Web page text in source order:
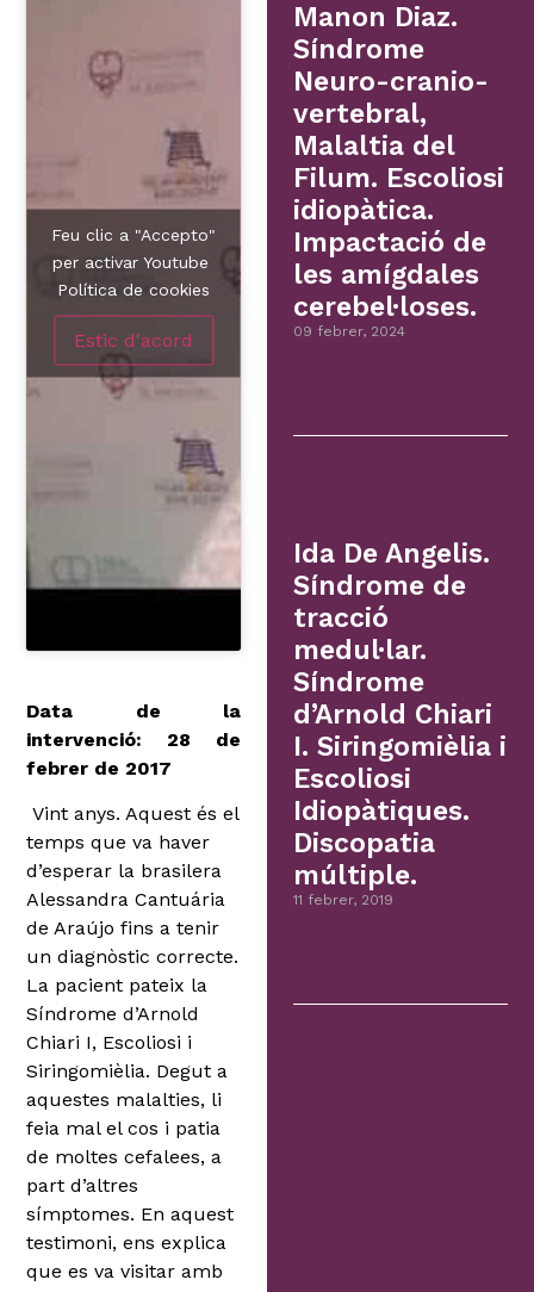
Feu clic a "Accepto"
per activar Youtube
Política de cookies
Estic d'acord
Data de la
intervenció: 28 de
febrer de 2017
Vint anys. Aquest és el
temps que va haver
d’esperar la brasilera
Alessandra Cantuária
de Araújo fins a tenir
un diagnòstic correcte.
La pacient pateix la
Síndrome d’Arnold
Chiari I, Escoliosi i
Siringomièlia. Degut a
aquestes malalties, li
feia mal el cos i patia
de moltes cefalees, a
part d’altres
símptomes. En aquest
testimoni, ens explica
que es va visitar amb
Manon Diaz.
Síndrome
Neuro-cranio-
vertebral,
Malaltia del
Filum. Escoliosi
idiopàtica.
Impactació de
les amígdales
cerebel·loses.
09 febrer, 2024
Ida De Angelis.
Síndrome de
tracció
medul·lar.
Síndrome
d’Arnold Chiari
I. Siringomièlia i
Escoliosi
Idiopàtiques.
Discopatia
múltiple.
11 febrer, 2019